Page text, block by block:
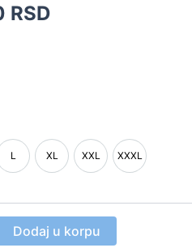
RSD
L
L
XL
XL
XXL
XXL
XXXL
XXXL
Dodaj u korpu